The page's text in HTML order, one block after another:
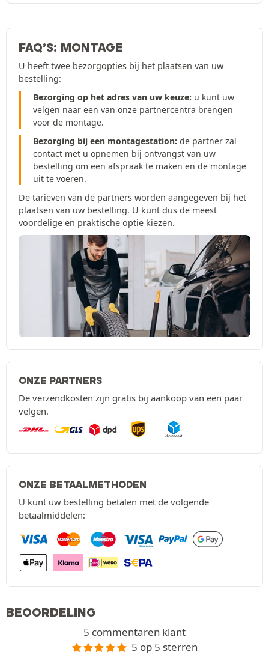
FAQ’S: MONTAGE
U heeft twee bezorgopties bij het plaatsen van uw
bestelling:
Bezorging op het adres van uw keuze: u kunt uw
velgen naar een van onze partnercentra brengen
voor de montage.
Bezorging bij een montagestation: de partner zal
contact met u opnemen bij ontvangst van uw
bestelling om een afspraak te maken en de montage
uit te voeren.
De tarieven van de partners worden aangegeven bij het
plaatsen van uw bestelling. U kunt dus de meest
voordelige en praktische optie kiezen.
ONZE PARTNERS
De verzendkosten zijn gratis bij aankoop van een paar
velgen.
ONZE BETAALMETHODEN
U kunt uw bestelling betalen met de volgende
betaalmiddelen:
BEOORDELING
5 commentaren klant
5 op 5 sterren